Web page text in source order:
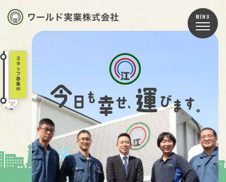
お知らせ
事業内容
車両紹介
スタッフ紹介